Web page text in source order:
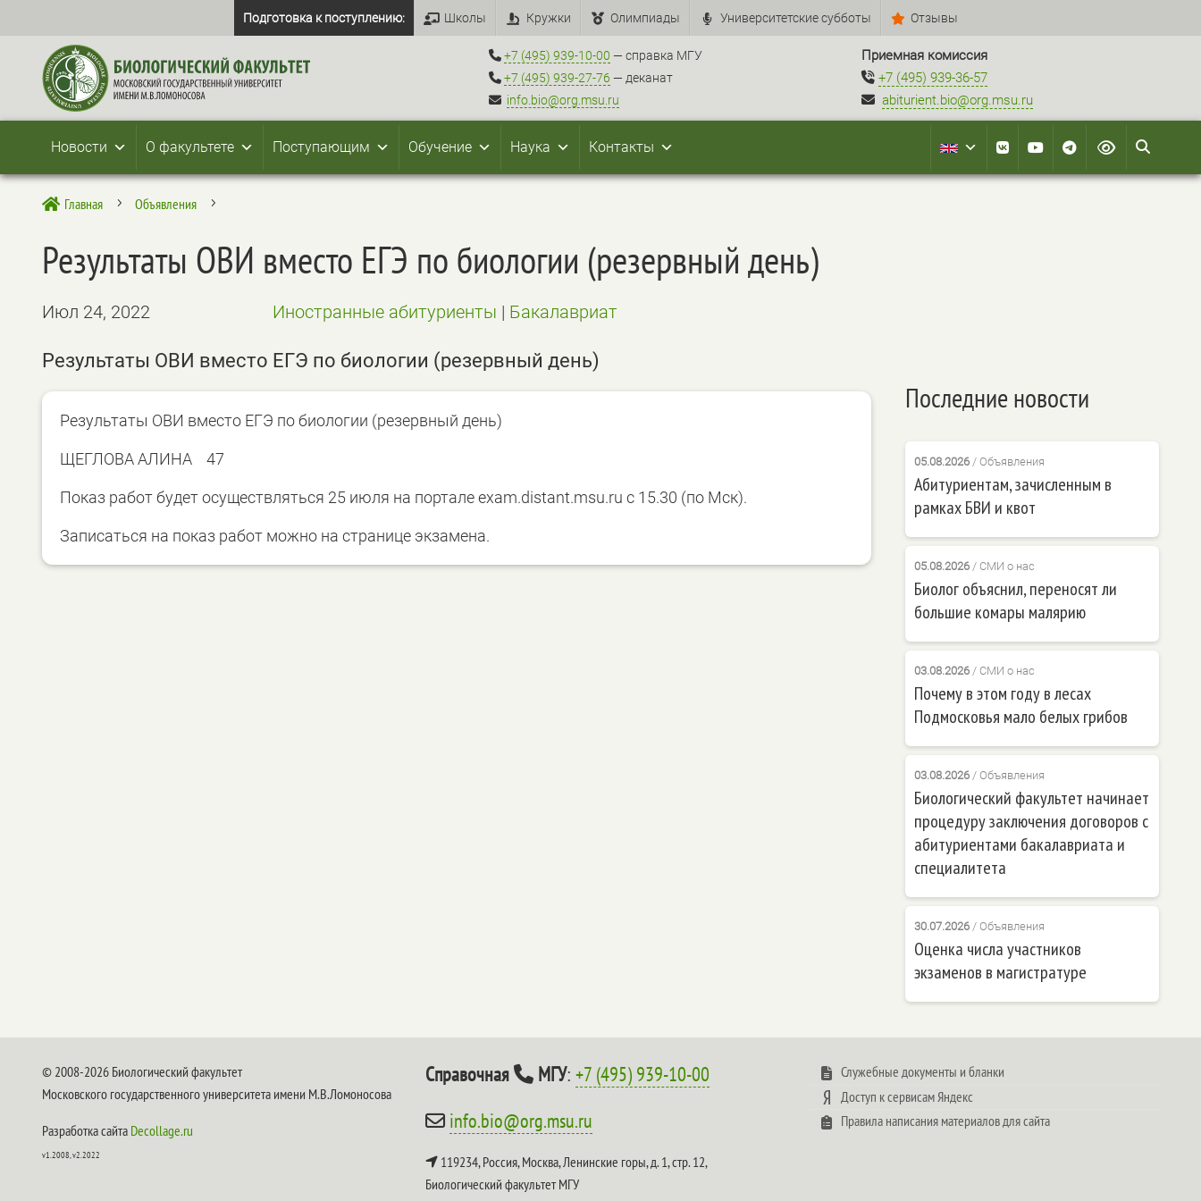
Подготовка к поступлению: Школы Кружки Олимпиады Университетские субботы Отзывы
+7 (495) 939-10-00 — справка МГУ
+7 (495) 939-27-76 — деканат
info.bio@org.msu.ru
Приемная комиссия
+7 (495) 939-36-57
abiturient.bio@org.msu.ru
Новости О факультете Поступающим Обучение Наука Контакты
 Главная 5 Объявления 5
Результаты ОВИ вместо ЕГЭ по биологии (резервный день)
Июл 24, 2022 Иностранные абитуриенты | Бакалавриат
Результаты ОВИ вместо ЕГЭ по биологии (резервный день)
Результаты ОВИ вместо ЕГЭ по биологии (резервный день)
ЩЕГЛОВА АЛИНА 47
Показ работ будет осуществляться 25 июля на портале exam.distant.msu.ru с 15.30 (по Мск).
Записаться на показ работ можно на странице экзамена.
Последние новости
05.08.2026/ Объявления
Абитуриентам, зачисленным в
рамках БВИ и квот
05.08.2026/ СМИ о нас
Биолог объяснил, переносят ли
большие комары малярию
03.08.2026/ СМИ о нас
Почему в этом году в лесах
Подмосковья мало белых грибов
03.08.2026/ Объявления
Биологический факультет начинает
процедуру заключения договоров с
абитуриентами бакалавриата и
специалитета
30.07.2026/ Объявления
Оценка числа участников
экзаменов в магистратуре
© 2008-2026 Биологический факультет
Московского государственного университета имени М.В.Ломоносова
Разработка сайта Decollage.ru
v1.2008, v2.2022
Справочная МГУ:+7 (495) 939-10-00
info.bio@org.msu.ru
119234, Россия, Москва, Ленинские горы, д. 1, стр. 12,
Биологический факультет МГУ
Служебные документы и бланки
Доступ к сервисам Яндекс
Правила написания материалов для сайта